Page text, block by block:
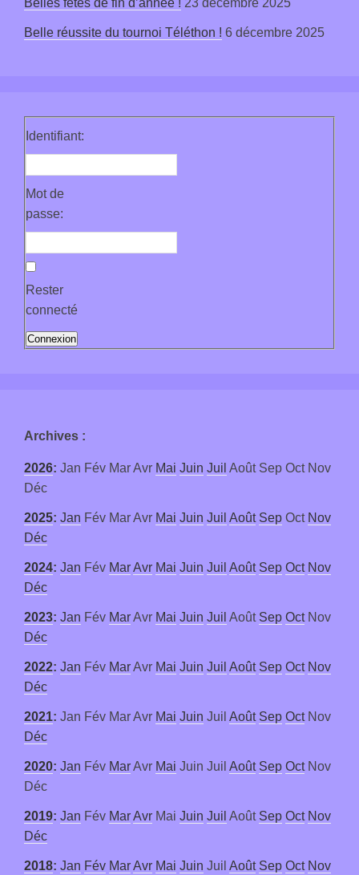
Belles fêtes de fin d’année ! 23 décembre 2025
Belle réussite du tournoi Téléthon ! 6 décembre 2025
Identifiant:
Mot de
passe:
Rester
connecté
Connexion
Archives :
2026: Jan Fév MarAvr Mai Juin Juil Août Sep Oct Nov
Déc
2025: Jan Fév MarAvr Mai Juin Juil Août Sep Oct Nov
Déc
2024: Jan Fév MarAvr Mai Juin Juil Août Sep Oct Nov
Déc
2023: Jan Fév MarAvr Mai Juin Juil Août Sep Oct Nov
Déc
2022: Jan Fév MarAvr Mai Juin Juil Août Sep Oct Nov
Déc
2021: Jan Fév MarAvr Mai Juin Juil Août Sep Oct Nov
Déc
2020: Jan Fév MarAvr Mai Juin Juil Août Sep Oct Nov
Déc
2019: Jan Fév MarAvr Mai Juin Juil Août Sep Oct Nov
Déc
2018: Jan Fév MarAvr Mai Juin Juil Août Sep Oct Nov